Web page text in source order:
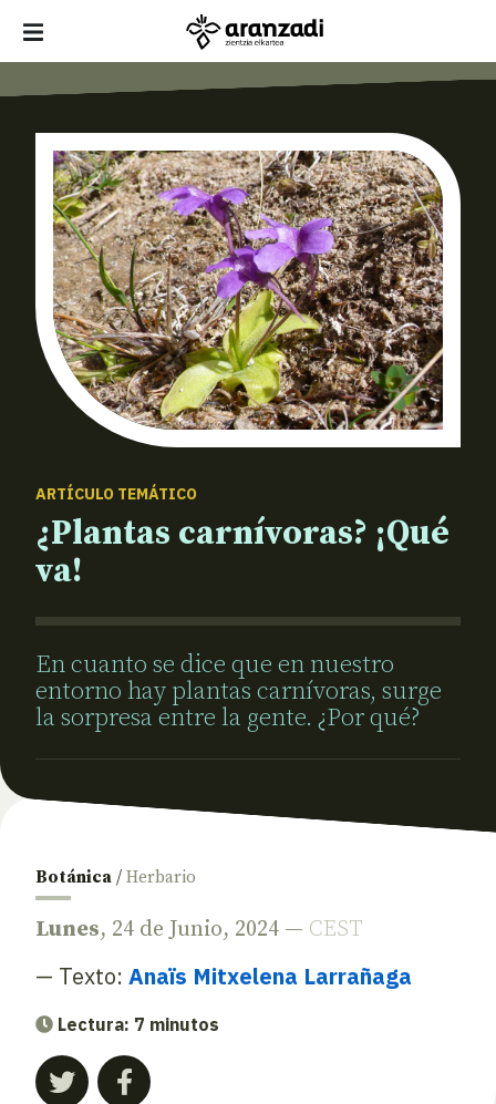
ARTÍCULO TEMÁTICO
¿Plantas carnívoras? ¡Qué
va!
En cuanto se dice que en nuestro
entorno hay plantas carnívoras, surge
la sorpresa entre la gente. ¿Por qué?
Botánica / Herbario
Lunes, 24 de Junio, 2024 — CEST
— Texto: Anaïs Mitxelena Larrañaga
Lectura: 7 minutos